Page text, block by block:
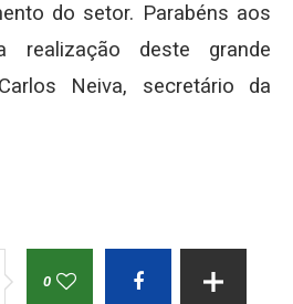
do setor. Parabéns aos
realização deste grande
Neiva, secretário da
0